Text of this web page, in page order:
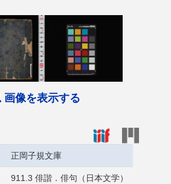
画像を表示する
正岡子規文庫
911.3 俳諧．俳句（日本文学）